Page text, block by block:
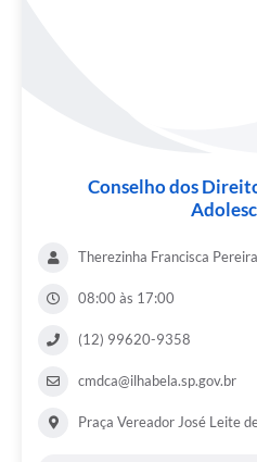
Conselho dos
Therezinha Francisca
08:00 às 17:00
(12) 99620-9358
cmdca@ilhabela.sp.gov.br
Praça Vereador José Leite